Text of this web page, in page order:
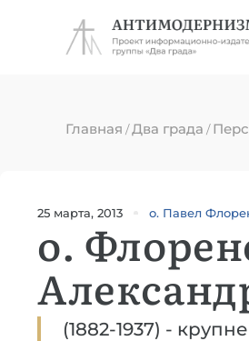
Главная /Два града /
25 марта, 2013 о. Павел
о.
(1882-1937) -